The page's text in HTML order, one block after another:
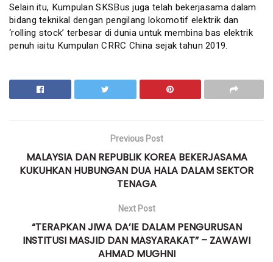
Selain itu, Kumpulan SKSBus juga telah bekerjasama dalam
bidang teknikal dengan pengilang lokomotif elektrik dan
‘rolling stock’ terbesar di dunia untuk membina bas elektrik
penuh iaitu Kumpulan CRRC China sejak tahun 2019.
Previous Post
MALAYSIA DAN REPUBLIK KOREA BEKERJASAMA
KUKUHKAN HUBUNGAN DUA HALA DALAM SEKTOR
TENAGA
Next Post
“TERAPKAN JIWA DA’IE DALAM PENGURUSAN
INSTITUSI MASJID DAN MASYARAKAT” – ZAWAWI
AHMAD MUGHNI